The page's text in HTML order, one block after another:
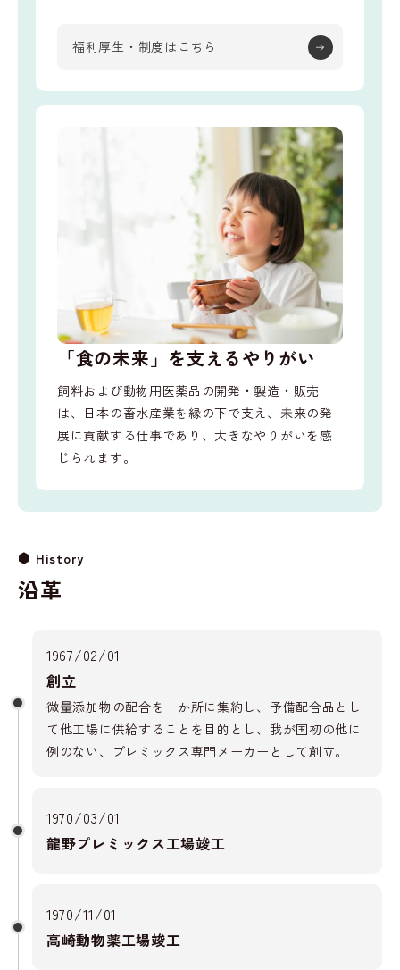
福利厚生・制度はこちら
「食の未来」を支えるやりがい
飼料および動物用医薬品の開発・製造・販売
は、日本の畜水産業を縁の下で支え、未来の発
展に貢献する仕事であり、大きなやりがいを感
じられます。
History
沿革
1967/02/01
創立
微量添加物の配合を一か所に集約し、予備配合品とし
て他工場に供給することを目的とし、我が国初の他に
例のない、プレミックス専門メーカーとして創立。
1970/03/01
龍野プレミックス工場竣工
1970/11/01
高崎動物薬工場竣工